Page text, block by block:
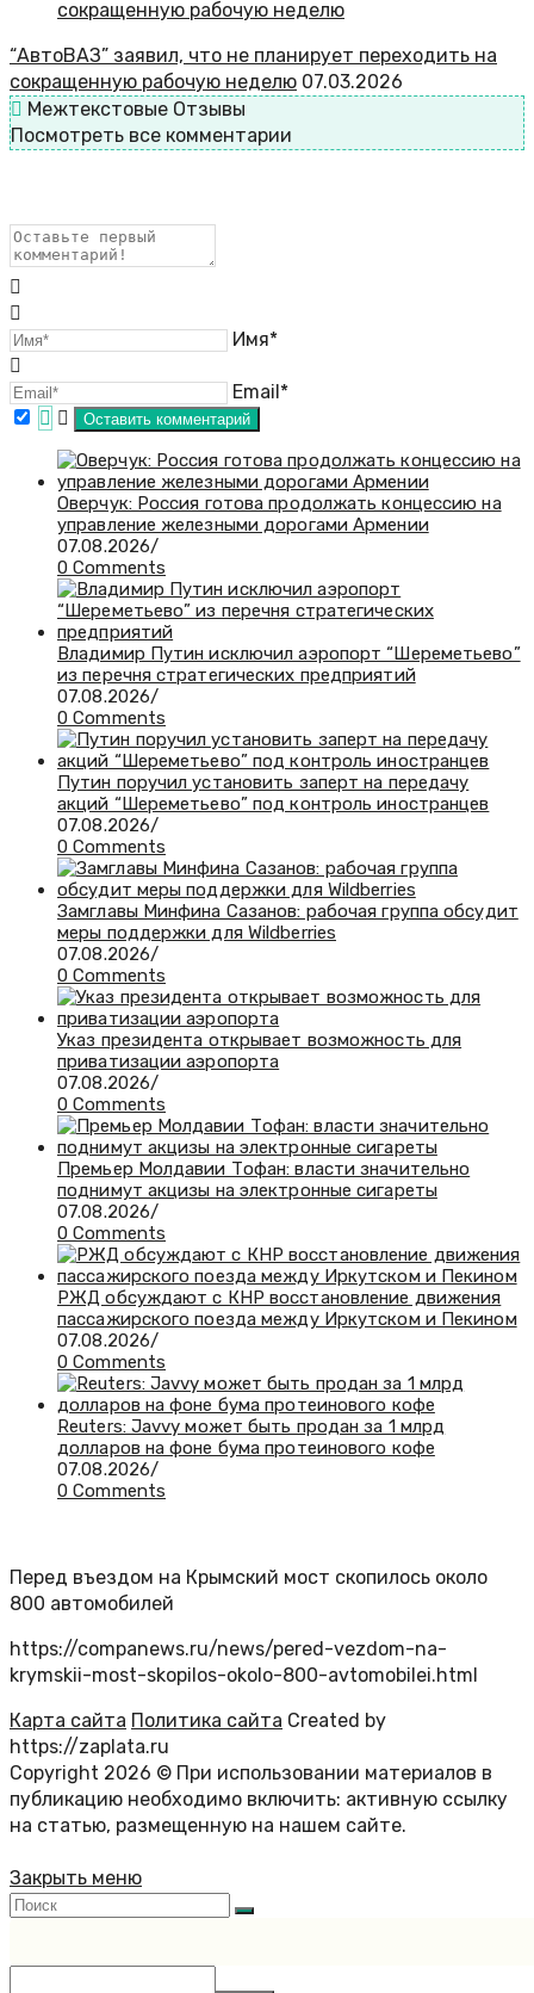
“АвтоВАЗ” заявил, что не планирует переходить на
сокращенную рабочую неделю 07.03.2026
Межтекстовые Отзывы
Посмотреть все комментарии
Имя*
Email*
Оверчук: Россия готова продолжать концессию на
управление железными дорогами Армении
07.08.2026/
0 Comments
Владимир Путин исключил аэропорт “Шереметьево”
из перечня стратегических предприятий
07.08.2026/
0 Comments
Путин поручил установить заперт на передачу
акций “Шереметьево” под контроль иностранцев
07.08.2026/
0 Comments
Замглавы Минфина Сазанов: рабочая группа обсудит
меры поддержки для Wildberries
07.08.2026/
0 Comments
Указ президента открывает возможность для
приватизации аэропорта
07.08.2026/
0 Comments
Премьер Молдавии Тофан: власти значительно
поднимут акцизы на электронные сигареты
07.08.2026/
0 Comments
РЖД обсуждают с КНР восстановление движения
пассажирского поезда между Иркутском и Пекином
07.08.2026/
0 Comments
Reuters: Javvy может быть продан за 1 млрд
долларов на фоне бума протеинового кофе
07.08.2026/
0 Comments
Перед въездом на Крымский мост скопилось около
800 автомобилей
https://companews.ru/news/pered-vezdom-na-
krymskii-most-skopilos-okolo-800-avtomobilei.html
Карта сайта Политика сайта Created by
https://zaplata.ru
Copyright 2026 © При использовании материалов в
публикацию необходимо включить: активную ссылку
на статью, размещенную на нашем сайте.
Закрыть меню